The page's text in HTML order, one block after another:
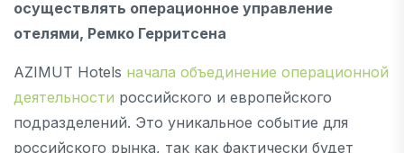
осуществлять операционное управление
отелями, Ремко Герритсена
AZIMUT Hotels начала объединение операционной
деятельности российского и европейского
подразделений. Это уникальное событие для
российского рынка, так как фактически будет